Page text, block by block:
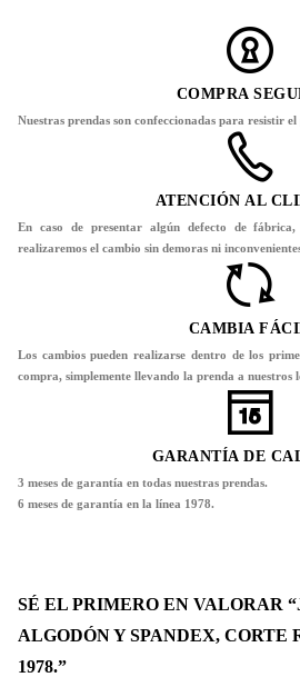
COMPRA
Nuestras prendas son confeccionadas para resistir el
ATENCIÓN AL
En caso de presentar algún defecto de
realizaremos el cambio sin demoras ni
CAMBIA
Los cambios pueden realizarse dentro de los
compra, simplemente llevando la prenda a nuestros
GARANTÍA DE
3 meses de garantía en todas nuestras prendas.
6 meses de garantía en la línea 1978.
SÉ EL PRIMERO EN VALORAR
ALGODÓN Y SPANDEX, CORTE
1978.”